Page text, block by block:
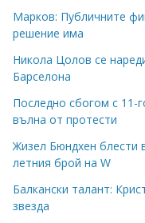
Марков: Публичните
решение има
Никола Цолов се
Барселона
Последно сбогом с
вълна от протести
Жизел Бюндхен блести
летния брой на W
Балкански талант:
звезда